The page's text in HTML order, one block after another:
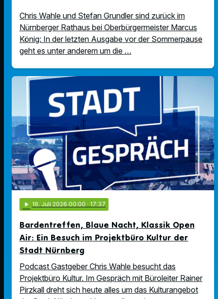
Chris Wahle und Stefan Grundler sind zurück im
Nürnberger Rathaus bei Oberbürgermeister Marcus
König: In der letzten Ausgabe vor der Sommerpause
geht es unter anderem um die …
play_arrow 16. Juli 2026 00:00 · 17:37
Bardentreffen, Blaue Nacht, Klassik Open
Air: Ein Besuch im Projektbüro Kultur der
Stadt Nürnberg
Podcast Gastgeber Chris Wahle besucht das
Projektbüro Kultur. Im Gespräch mit Büroleiter Rainer
Pirzkall dreht sich heute alles um das Kulturangebot